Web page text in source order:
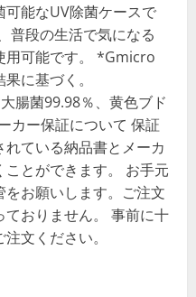
能なUV除菌ケースで
普段の生活で気になる
用可能です。 *Gmicro
に基づく。
腸菌99.98％、黄色ブド
カー保証について 保証
ている納品書とメーカ
とができます。 お手元
お願いします。ご注文
おりません。 事前に十
文ください。